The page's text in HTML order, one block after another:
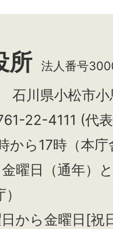
所 法人番号
川県小松市小
22-4111 (代
から17時（本
曜日（通年）と
から金曜日[祝